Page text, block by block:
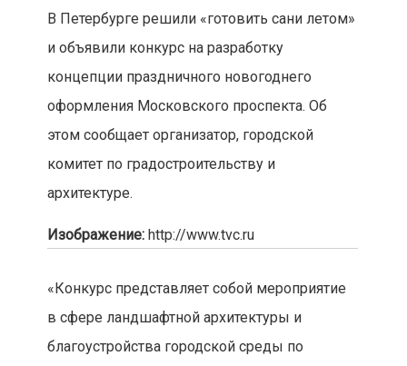
В Петербурге решили «готовить сани летом»
и объявили конкурс на разработку
концепции праздничного новогоднего
оформления Московского проспекта. Об
этом сообщает организатор, городской
комитет по градостроительству и
архитектуре.
Изображение: http://www.tvc.ru
«Конкурс представляет собой мероприятие
в сфере ландшафтной архитектуры и
благоустройства городской среды по